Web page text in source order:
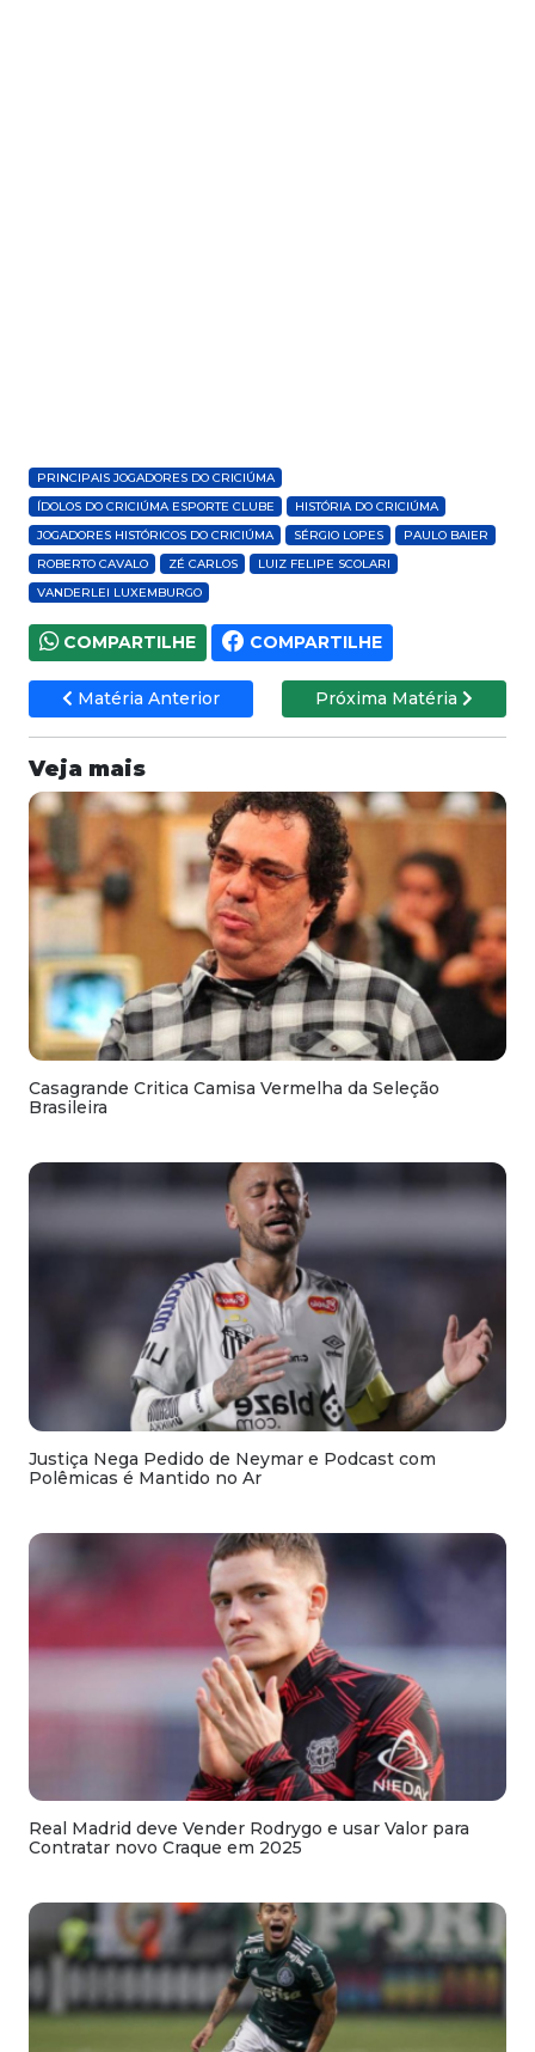
PRINCIPAIS JOGADORES DO CRICIÚMA
ÍDOLOS DO CRICIÚMA ESPORTE CLUBE
HISTÓRIA DO CRICIÚMA
JOGADORES HISTÓRICOS DO CRICIÚMA
SÉRGIO LOPES
PAULO BAIER
ROBERTO CAVALO
ZÉ CARLOS
LUIZ FELIPE SCOLARI
VANDERLEI LUXEMBURGO
COMPARTILHE COMPARTILHE
Matéria Anterior Próxima Matéria
Veja mais
Casagrande Critica Camisa Vermelha da Seleção
Brasileira
Justiça Nega Pedido de Neymar e Podcast com
Polêmicas é Mantido no Ar
Real Madrid deve Vender Rodrygo e usar Valor para
Contratar novo Craque em 2025